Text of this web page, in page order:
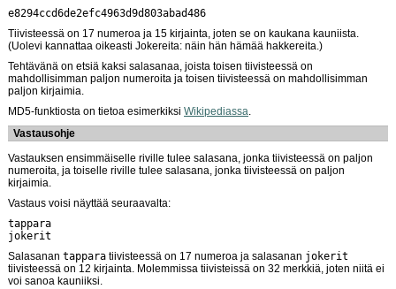
e8294ccd6de2efc4963d9d803abad486
Tiivisteessä on 17 numeroa ja 15 kirjainta, joten se on kaukana kauniista.
(Uolevi kannattaa oikeasti Jokereita: näin hän hämää hakkereita.)
Tehtävänä on etsiä kaksi salasanaa, joista toisen tiivisteessä on
mahdollisimman paljon numeroita ja toisen tiivisteessä on mahdollisimman
paljon kirjaimia.
MD5-funktiosta on tietoa esimerkiksi Wikipediassa.
Vastausohje
Vastauksen ensimmäiselle riville tulee salasana, jonka tiivisteessä on paljon
numeroita, ja toiselle riville tulee salasana, jonka tiivisteessä on paljon
kirjaimia.
Vastaus voisi näyttää seuraavalta:
tappara
jokerit
Salasanan tappara tiivisteessä on 17 numeroa ja salasanan jokerit
tiivisteessä on 12 kirjainta. Molemmissa tiivisteissä on 32 merkkiä, joten niitä ei
voi sanoa kauniiksi.